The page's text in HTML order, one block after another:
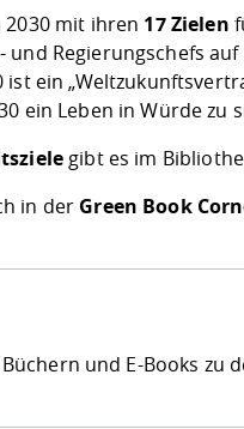
2030 mit ihren 17 Zielen
und Regierungschefs
ein
ein Leben in Würde zu
gibt es im
in der Green Book
und E-Books zu